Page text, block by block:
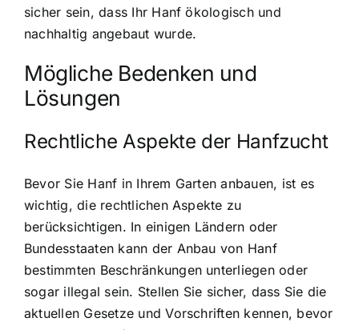
sicher sein, dass Ihr Hanf ökologisch und
nachhaltig angebaut wurde.
Mögliche Bedenken und
Lösungen
Rechtliche Aspekte der Hanfzucht
Bevor Sie Hanf in Ihrem Garten anbauen, ist es
wichtig, die rechtlichen Aspekte zu
berücksichtigen. In einigen Ländern oder
Bundesstaaten kann der Anbau von Hanf
bestimmten Beschränkungen unterliegen oder
sogar illegal sein. Stellen Sie sicher, dass Sie die
aktuellen Gesetze und Vorschriften kennen, bevor